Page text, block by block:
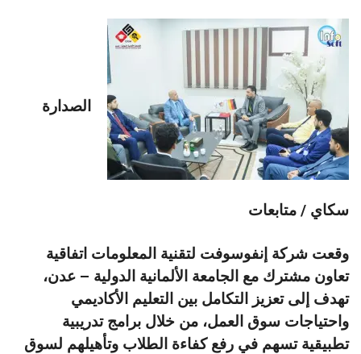
الصدارة
سكاي / متابعات
وقعت شركة إنفوسوفت لتقنية المعلومات اتفاقية
تعاون مشترك مع الجامعة الألمانية الدولية – عدن،
تهدف إلى تعزيز التكامل بين التعليم الأكاديمي
واحتياجات سوق العمل، من خلال برامج تدريبية
تطبيقية تسهم في رفع كفاءة الطلاب وتأهيلهم لسوق